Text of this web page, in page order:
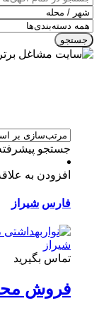
جستجو
جستجو
افزودن به
فارس شیراز
تماس بگیرید
فروش